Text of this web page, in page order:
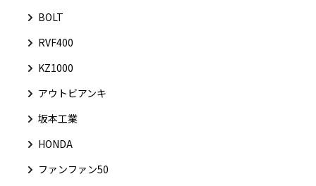
BOLT
RVF400
KZ1000
アウトビアンキ
坂本工業
HONDA
ファンファン50